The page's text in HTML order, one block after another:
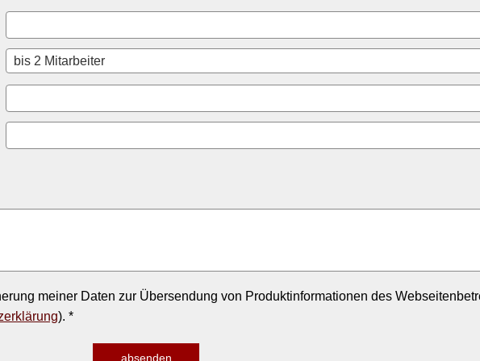
meiner Daten zur Übersendung von Produktinformationen des
). *
absenden